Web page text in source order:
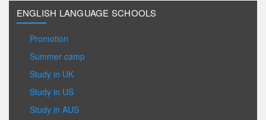
ENGLISH LANGUAGE SCHOOLS
Promotion
Summer camp
Study in UK
Study in US
Study in AUS